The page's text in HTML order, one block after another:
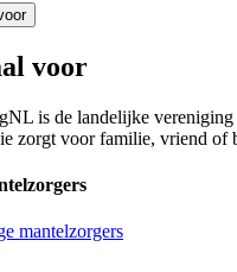
voor
is de landelijke
zorgt voor familie, vriend of
mantelzorgers